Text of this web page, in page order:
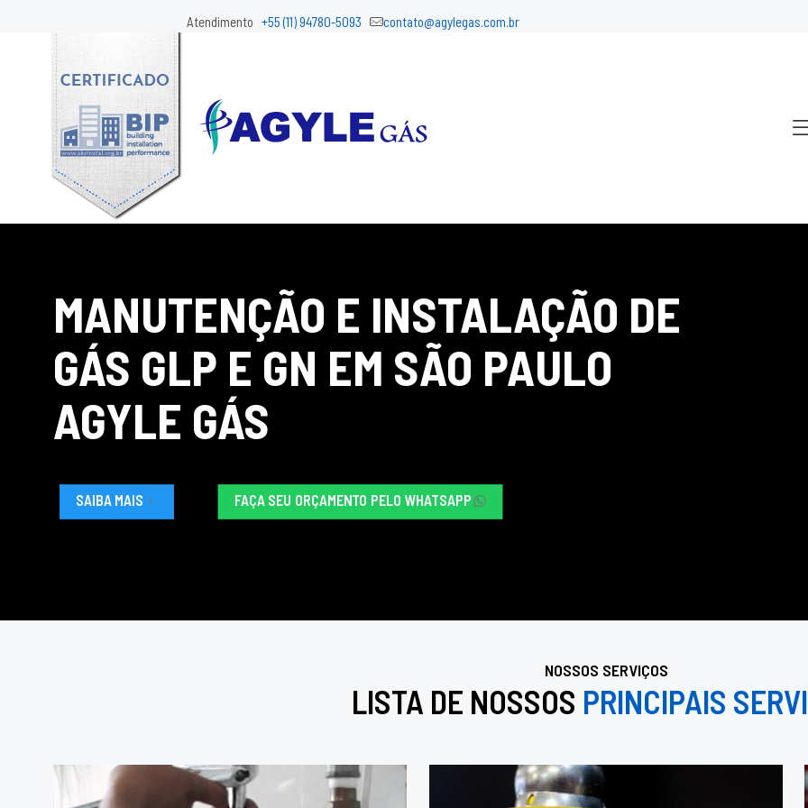
Atendimento +55 (11) 94780-5093 contato@agylegas.com.br
MANUTENÇÃO E INSTALAÇÃO DE
GÁS GLP E GN EM SÃO PAULO
AGYLE GÁS
SAIBA MAIS FAÇA SEU ORÇAMENTO PELO WHATSAPP
NOSSOS SERVIÇOS
LISTA DE NOSSOS PRINCIPAIS